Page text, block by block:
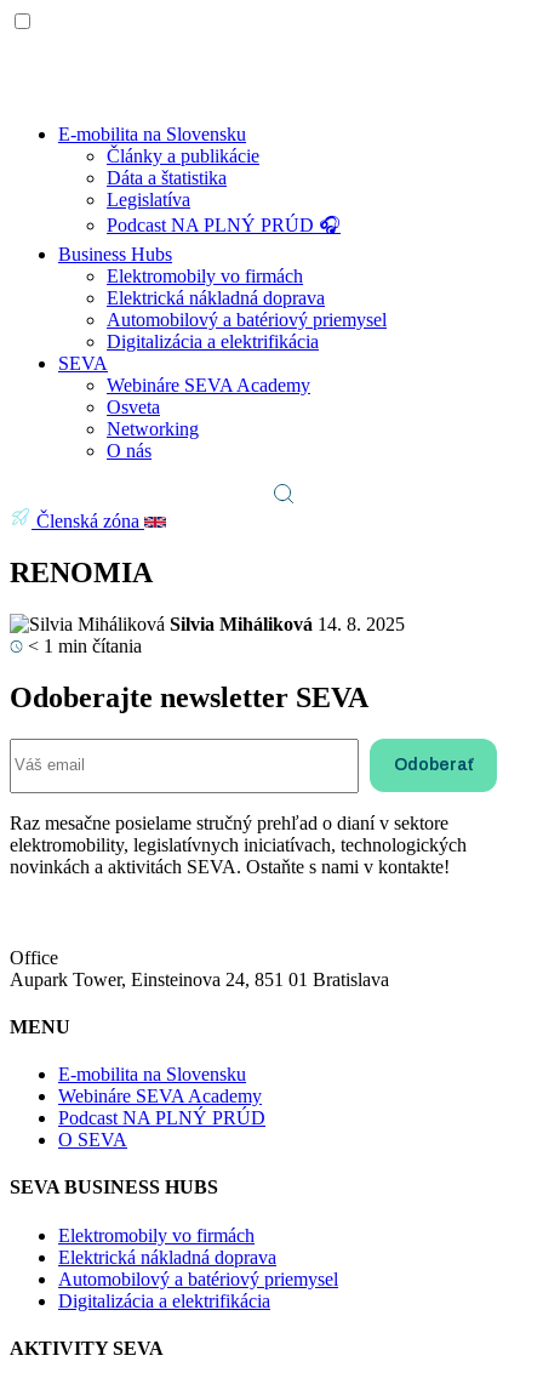
E-mobilita na Slovensku
Články a publikácie
Dáta a štatistika
Legislatíva
Podcast NA PLNÝ PRÚD 🎧
Business Hubs
Elektromobily vo firmách
Elektrická nákladná doprava
Automobilový a batériový priemysel
Digitalizácia a elektrifikácia
SEVA
Webináre SEVA Academy
Osveta
Networking
O nás
Členská zóna
RENOMIA
Silvia Miháliková 14. 8. 2025
< 1 min čítania
Odoberajte newsletter SEVA
Raz mesačne posielame stručný prehľad o dianí v sektore
elektromobility, legislatívnych iniciatívach, technologických
novinkách a aktivitách SEVA. Ostaňte s nami v kontakte!
Office
Aupark Tower, Einsteinova 24, 851 01 Bratislava
MENU
E-mobilita na Slovensku
Webináre SEVA Academy
Podcast NA PLNÝ PRÚD
O SEVA
SEVA BUSINESS HUBS
Elektromobily vo firmách
Elektrická nákladná doprava
Automobilový a batériový priemysel
Digitalizácia a elektrifikácia
AKTIVITY SEVA